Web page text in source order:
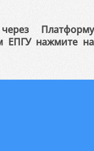
Платформу
ЕПГУ нажмите на